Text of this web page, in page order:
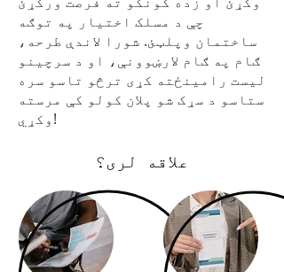
چې د مسلک اختیار په توګه
ساختمان وپلټئ. شورا لاندې طرحه،
ګام په ګام لارښوونې، او د سرچینو
لیست رامینځته کړی ترڅو تاسو سره
ستاسو د سړک شو پلان کولو کې مرسته
وکړي!
علاقه لری؟